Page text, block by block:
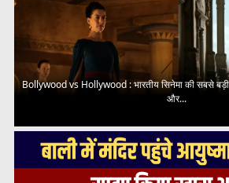
Bollywood vs Hollywood : भारतीय सिनेमा की सबसे बड़ी
और...